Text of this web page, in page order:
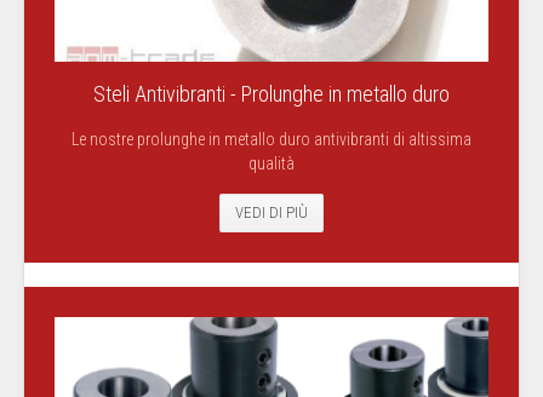
Steli Antivibranti - Prolunghe in metallo duro
Le nostre prolunghe in metallo duro antivibranti di altissima
qualità
VEDI DI PIÙ